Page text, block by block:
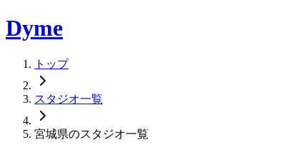
Dyme
トップ
スタジオ一覧
宮城県のスタジオ一覧